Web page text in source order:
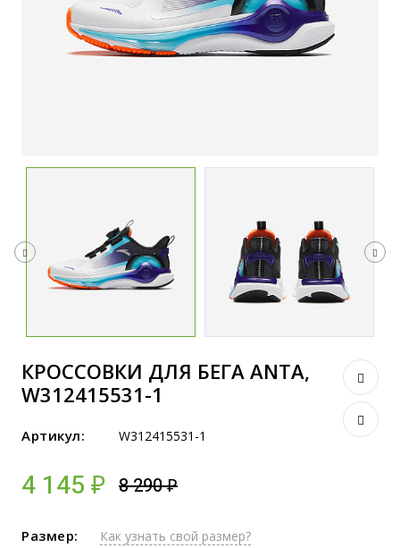
КРОССОВКИ ДЛЯ БЕГА ANTA,
W312415531-1
Артикул: W312415531-1
4 145 ₽ 8 290 ₽
Размер: Как узнать свой размер?